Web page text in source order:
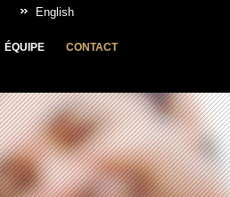
English
ÉQUIPE CONTACT